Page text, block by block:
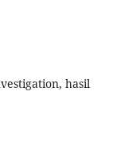
hasil